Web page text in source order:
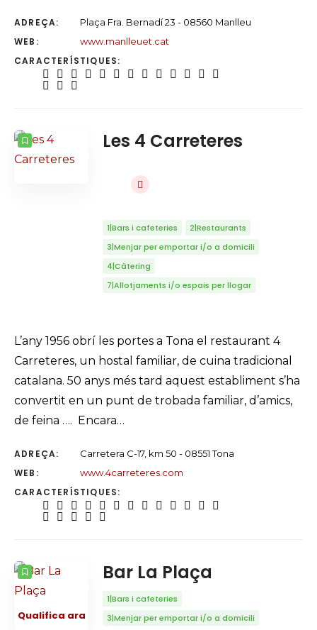
ADREÇA: Plaça Fra. Bernadí 23 - 08560 Manlleu
WEB: www.manlleuet.cat
CARACTERÍSTIQUES:
Les 4 Carreteres
1|Bars i cafeteries
2|Restaurants
3|Menjar per emportar i/o a domicili
4|Càtering
7|Allotjaments i/o espais per llogar
L’any 1956 obrí les portes a Tona el restaurant 4
Carreteres, un hostal familiar, de cuina tradicional
catalana. 50 anys més tard aquest establiment s’ha
convertit en un punt de trobada familiar, d’amics,
de feina …. Encara…
ADREÇA: Carretera C-17, km 50 - 08551 Tona
WEB: www.4carreteres.com
CARACTERÍSTIQUES:
Qualifica ara
Bar La Plaça
1|Bars i cafeteries
3|Menjar per emportar i/o a domicili